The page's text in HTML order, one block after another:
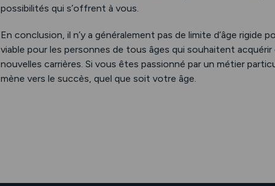
possibilités qui s’offrent à vous.
En conclusion, il n’y a généralement pas de limite d’âge rigide
viable pour les personnes de tous âges qui souhaitent
nouvelles carrières. Si vous êtes passionné par un métier
mène vers le succès, quel que soit votre âge.